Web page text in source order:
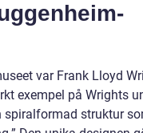
var Frank Lloyd
exempel på Wrights
spiralformad struktur